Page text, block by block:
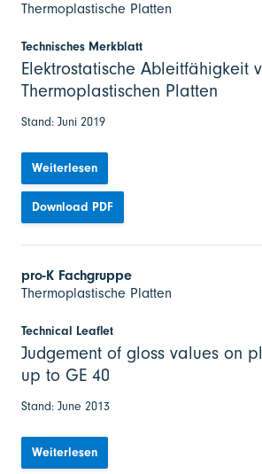
Thermoplastische Platten
Technisches Merkblatt
Elektrostatische Ableitfähigkeit
Thermoplastischen Platten
Stand: Juni 2019
Weiterlesen
Download PDF
pro-K Fachgruppe
Thermoplastische Platten
Technical Leaflet
Judgement of gloss values on
up to GE 40
Stand: June 2013
Weiterlesen